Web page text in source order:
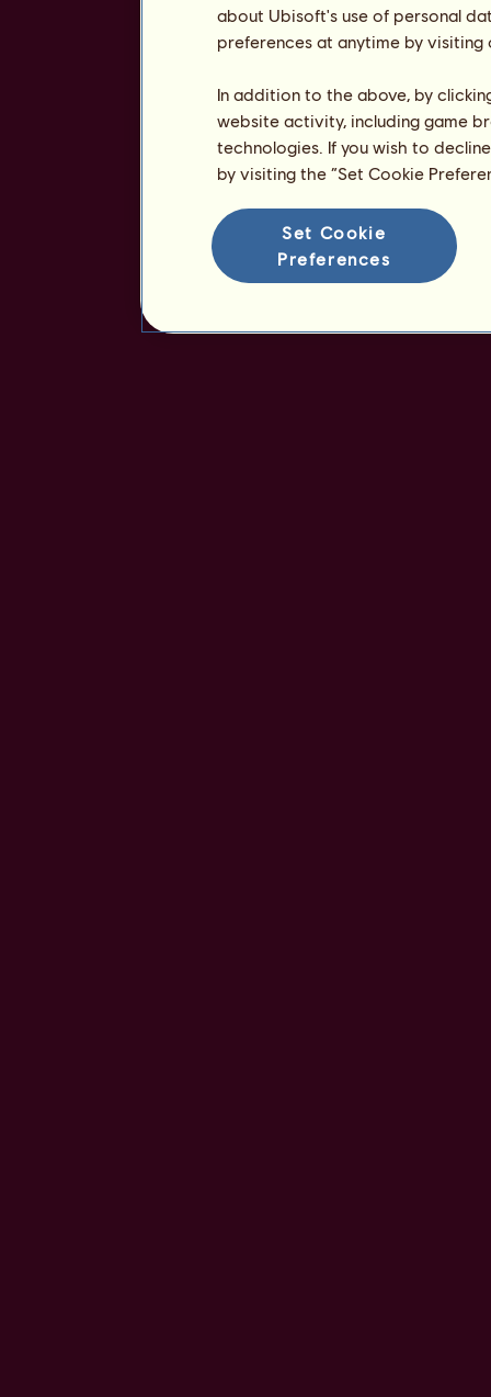
about Ubisoft's use of personal
preferences at anytime by
In addition to the above, by
website activity, including game
technologies. If you wish to
by visiting the “Set Cookie
Set Cookie
Preferences